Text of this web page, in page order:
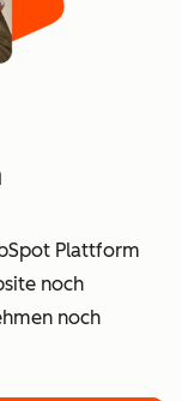
Plattform
noch
noch